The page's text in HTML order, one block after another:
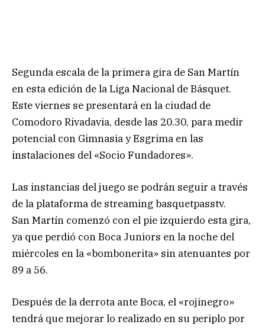
Segunda escala de la primera gira de San Martín
en esta edición de la Liga Nacional de Básquet.
Este viernes se presentará en la ciudad de
Comodoro Rivadavia, desde las 20.30, para medir
potencial con Gimnasia y Esgrima en las
instalaciones del «Socio Fundadores».
Las instancias del juego se podrán seguir a través
de la plataforma de streaming basquetpasstv.
San Martín comenzó con el pie izquierdo esta gira,
ya que perdió con Boca Juniors en la noche del
miércoles en la «bombonerita» sin atenuantes por
89 a 56.
Después de la derrota ante Boca, el «rojinegro»
tendrá que mejorar lo realizado en su periplo por